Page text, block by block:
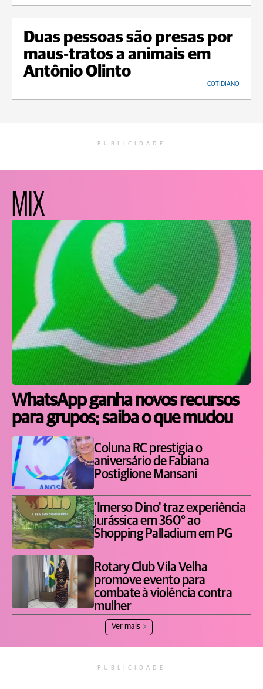
Duas pessoas são presas por
maus-tratos a animais em
Antônio Olinto
COTIDIANO
PUBLICIDADE
MIX
WhatsApp ganha novos recursos
para grupos; saiba o que mudou
Coluna RC prestigia o
aniversário de Fabiana
Postiglione Mansani
'Imerso Dino' traz experiência
jurássica em 360° ao
Shopping Palladium em PG
Rotary Club Vila Velha
promove evento para
combate à violência contra
mulher
Ver mais
PUBLICIDADE